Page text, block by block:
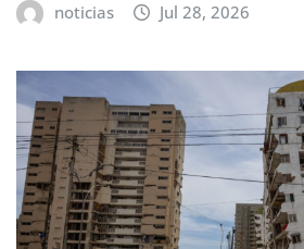
noticias Jul 28, 2026